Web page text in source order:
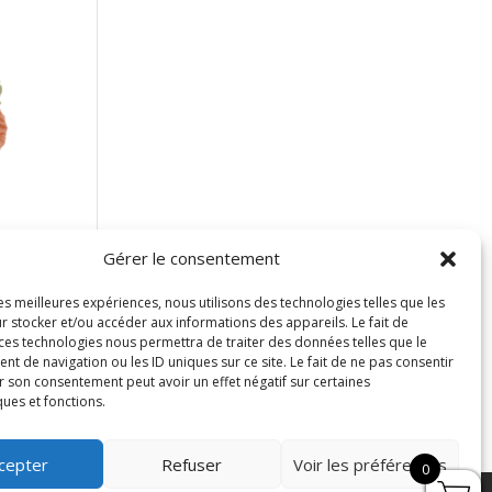
Gérer le consentement
meilleures expériences, nous utilisons des technologies telles que les
stocker et/ou accéder aux informations des appareils. Le fait de
technologies nous permettra de traiter des données telles que le
de navigation ou les ID uniques sur ce site. Le fait de ne pas consentir
son consentement peut avoir un effet négatif sur certaines
et fonctions.
Refuser Voir les préférences
0